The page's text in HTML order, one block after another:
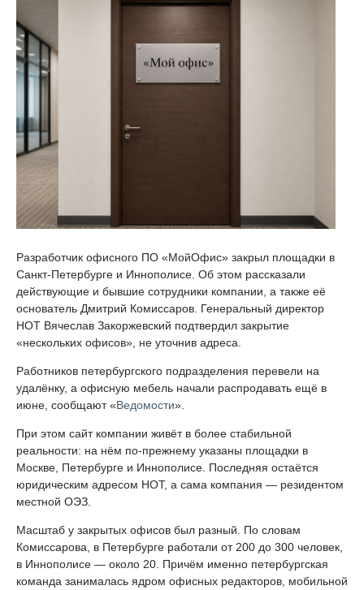
Разработчик офисного ПО «МойОфис» закрыл площадки в
Санкт-Петербурге и Иннополисе. Об этом рассказали
действующие и бывшие сотрудники компании, а также её
основатель Дмитрий Комиссаров. Генеральный директор
НОТ Вячеслав Закоржевский подтвердил закрытие
«нескольких офисов», не уточнив адреса.
Работников петербургского подразделения перевели на
удалёнку, а офисную мебель начали распродавать ещё в
июне, сообщают «Ведомости».
При этом сайт компании живёт в более стабильной
реальности: на нём по-прежнему указаны площадки в
Москве, Петербурге и Иннополисе. Последняя остаётся
юридическим адресом НОТ, а сама компания — резидентом
местной ОЭЗ.
Масштаб у закрытых офисов был разный. По словам
Комиссарова, в Петербурге работали от 200 до 300 человек,
в Иннополисе — около 20. Причём именно петербургская
команда занималась ядром офисных редакторов, мобильной